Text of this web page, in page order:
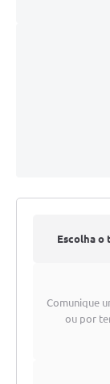
Publicações 3º
Telefones Úteis
Escolha o
Comunique
ou por